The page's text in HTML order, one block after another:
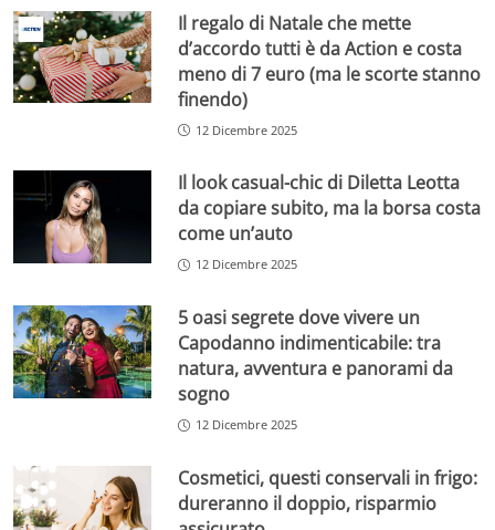
Il regalo di Natale che mette
d’accordo tutti è da Action e costa
meno di 7 euro (ma le scorte stanno
finendo)
12 Dicembre 2025
Il look casual-chic di Diletta Leotta
da copiare subito, ma la borsa costa
come un’auto
12 Dicembre 2025
5 oasi segrete dove vivere un
Capodanno indimenticabile: tra
natura, avventura e panorami da
sogno
12 Dicembre 2025
Cosmetici, questi conservali in frigo:
dureranno il doppio, risparmio